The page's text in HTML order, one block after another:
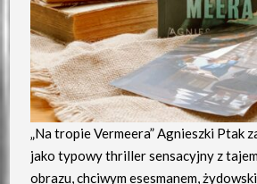
„Na tropie Vermeera” Agnieszki Ptak
jako typowy thriller sensacyjny z
obrazu, chciwym esesmanem,